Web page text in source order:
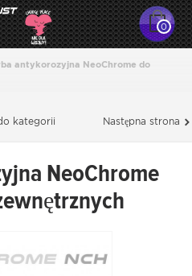
0
antykorozyjna NeoChrome do
Następna strona
kategorii
NeoChrome